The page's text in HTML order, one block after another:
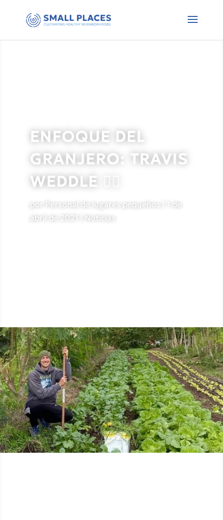
ENFOQUE DEL
GRANJERO: TRAVIS
WEDDLE 🏄‍♂️
por Personal de lugares pequeños
1 de
abril de 2021
Noticias